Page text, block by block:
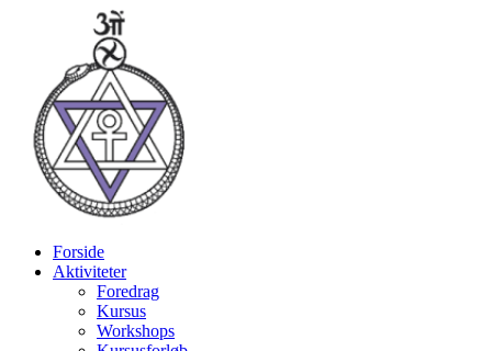
Forside
Aktiviteter
Foredrag
Kursus
Workshops